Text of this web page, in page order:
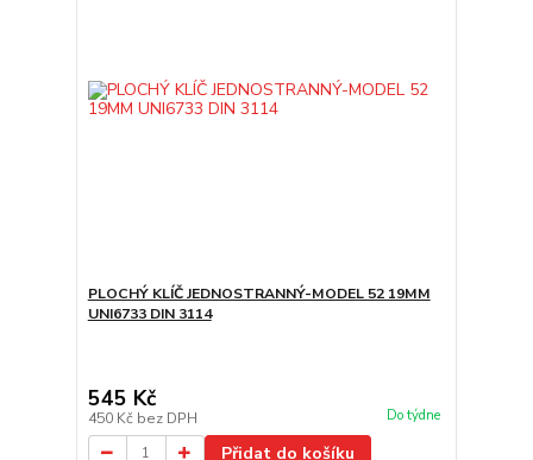
PLOCHÝ KLÍČ JEDNOSTRANNÝ-MODEL 52 19MM
UNI6733 DIN 3114
545 Kč
450 Kč bez DPH Do týdne
Přidat do košíku